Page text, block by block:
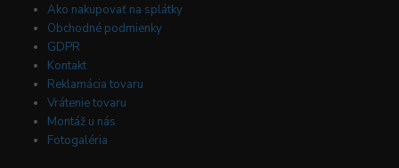
Ako nakupovať na splátky
Obchodné podmienky
GDPR
Kontakt
Reklamácia tovaru
Vrátenie tovaru
Montáž u nás
Fotogaléria